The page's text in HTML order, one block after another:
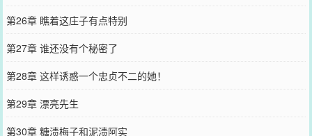
第26章 瞧着这庄子有点特别
第27章 谁还没有个秘密了
第28章 这样诱惑一个忠贞不二的她！
第29章 漂亮先生
第30章 糖渍梅子和泥渍阿实